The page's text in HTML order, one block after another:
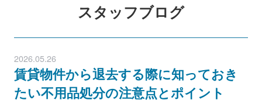
スタッフブログ
2026.05.26
賃貸物件から退去する際に知っておき
たい不用品処分の注意点とポイント